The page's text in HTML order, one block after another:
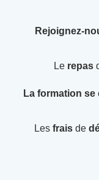
Rejoignez-
Le repas
La formation
Les frais de